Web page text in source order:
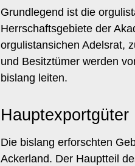
Grundlegend ist die
Herrschaftsgebiete der
orgulistansichen Adelsrat,
und Besitztümer werden
bislang leiten.
Hauptexportgüter
Die bislang erforschten
Ackerland. Der Hauptteil